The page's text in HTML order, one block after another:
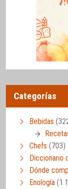
Categorías
Bebidas
Chefs (703)
Diccionario
Dónde
Enología